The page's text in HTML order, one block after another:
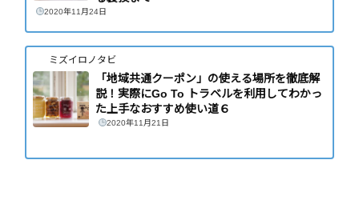
2020年11月24日
ミズイロノタビ
「地域共通クーポン」の使える場所を徹底解
説！実際にGo To トラベルを利用してわかっ
た上手なおすすめ使い道６
2020年11月21日